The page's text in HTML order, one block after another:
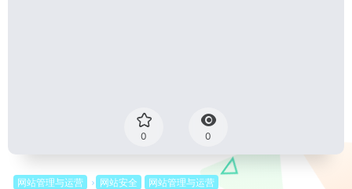
0 0
网站管理与运营 网站安全 网站管理与运营